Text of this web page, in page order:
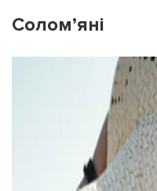
Солом’яні